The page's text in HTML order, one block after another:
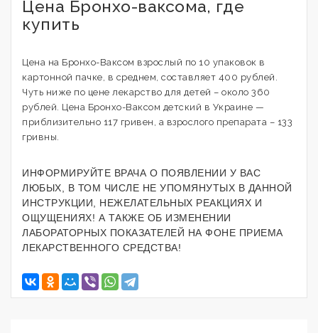
Цена Бронхо-ваксома, где
купить
Цена на Бронхо-Ваксом взрослый по 10 упаковок в
картонной пачке, в среднем, составляет 400 рублей.
Чуть ниже по цене лекарство для детей – около 360
рублей. Цена Бронхо-Ваксом детский в Украине —
приблизительно 117 гривен, а взрослого препарата – 133
гривны.
ИНФОРМИРУЙТЕ ВРАЧА О ПОЯВЛЕНИИ У ВАС
ЛЮБЫХ, В ТОМ ЧИСЛЕ НЕ УПОМЯНУТЫХ В ДАННОЙ
ИНСТРУКЦИИ, НЕЖЕЛАТЕЛЬНЫХ РЕАКЦИЯХ И
ОЩУЩЕНИЯХ! А ТАКЖЕ ОБ ИЗМЕНЕНИИ
ЛАБОРАТОРНЫХ ПОКАЗАТЕЛЕЙ НА ФОНЕ ПРИЕМА
ЛЕКАРСТВЕННОГО СРЕДСТВА!